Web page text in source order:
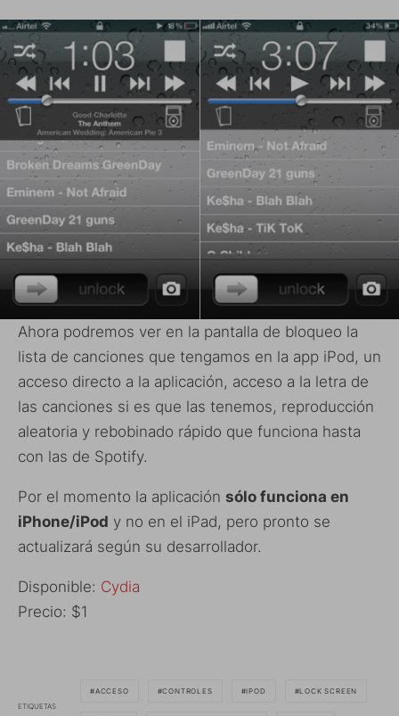
Ahora podremos ver en la pantalla de bloqueo la
lista de canciones que tengamos en la app iPod, un
acceso directo a la aplicación, acceso a la letra de
las canciones si es que las tenemos, reproducción
aleatoria y rebobinado rápido que funciona hasta
con las de Spotify.
Por el momento la aplicación sólo funciona en
iPhone/iPod y no en el iPad, pero pronto se
actualizará según su desarrollador.
Disponible: Cydia
Precio: $1
ETIQUETAS
ACCESO CONTROLES IPOD LOCK SCREEN